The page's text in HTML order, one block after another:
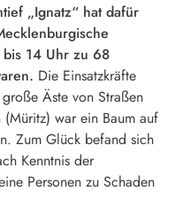
„Ignatz“ hat dafür
14 Uhr zu 68
Die Einsatzkräfte
Äste von Straßen
war ein Baum auf
Zum Glück befand sich
Kenntnis der
Personen zu Schaden